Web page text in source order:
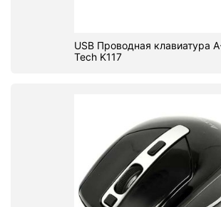
USB Проводная клавиатура
Tech K117